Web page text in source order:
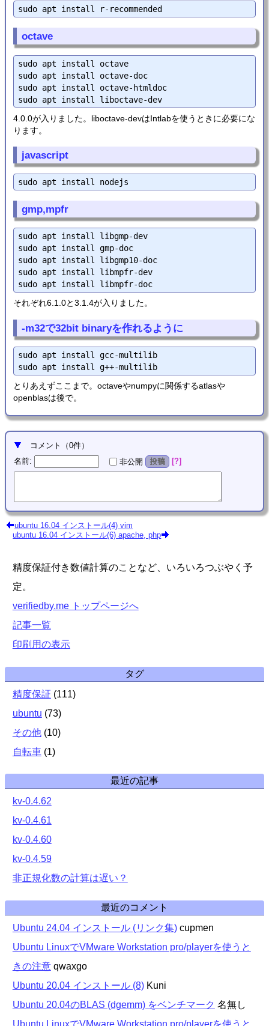
octave
sudo apt install octave
sudo apt install octave-doc
sudo apt install octave-htmldoc
4.0.0が入りました。liboctave-devはIntlabを使うときに必要にな
ります。
javascript
gmp,mpfr
sudo apt install libgmp-dev
sudo apt install gmp-doc
sudo apt install libgmp10-doc
sudo apt install libmpfr-dev
それぞれ6.1.0と3.1.4が入りました。
-m32で32bit binaryを作れるように
sudo apt install gcc-multilib
とりあえずここまで。octaveやnumpyに関係するatlasや
openblasは後で。
コメント （0件）
名前: 非公開 投稿 ?
ubuntu 16.04 インストール(4) vim
ubuntu 16.04 インストール(6) apache, php
精度保証付き数値計算のことなど、いろいろつぶやく予
定。
verifiedby.me トップページへ
記事一覧
印刷用の表示
タグ
精度保証 (111)
ubuntu (73)
その他 (10)
自転車 (1)
最近の記事
kv-0.4.62
kv-0.4.61
kv-0.4.60
kv-0.4.59
非正規化数の計算は遅い？
最近のコメント
Ubuntu 24.04 インストール (リンク集) cupmen
Ubuntu LinuxでVMware Workstation pro/playerを使うと
きの注意 qwaxgo
Ubuntu 20.04 インストール (8) Kuni
Ubuntu 20.04のBLAS (dgemm) をベンチマーク 名無し
Ubuntu LinuxでVMware Workstation pro/playerを使うと